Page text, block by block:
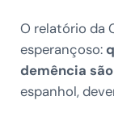
O relatório da
esperançoso:
demência
espanhol,